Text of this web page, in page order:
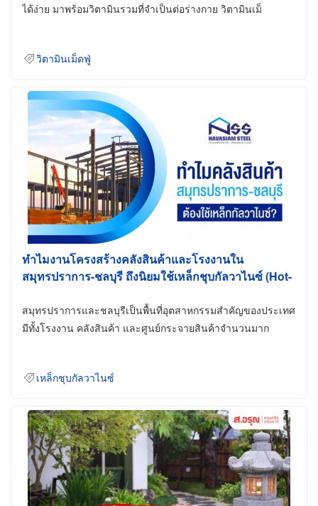
ได้ง่าย มาพร้อมวิตามินรวมที่จำเป็นต่อร่างกาย วิตามินเม็
วิตามินเม็ดฟู่
ทำไมงานโครงสร้างคลังสินค้าและโรงงานใน
สมุทรปราการ-ชลบุรี ถึงนิยมใช้เหล็กชุบกัลวาไนซ์ (Hot-
สมุทรปราการและชลบุรีเป็นพื้นที่อุตสาหกรรมสำคัญของประเทศ
มีทั้งโรงงาน คลังสินค้า และศูนย์กระจายสินค้าจำนวนมาก
เหล็กชุบกัลวาไนซ์